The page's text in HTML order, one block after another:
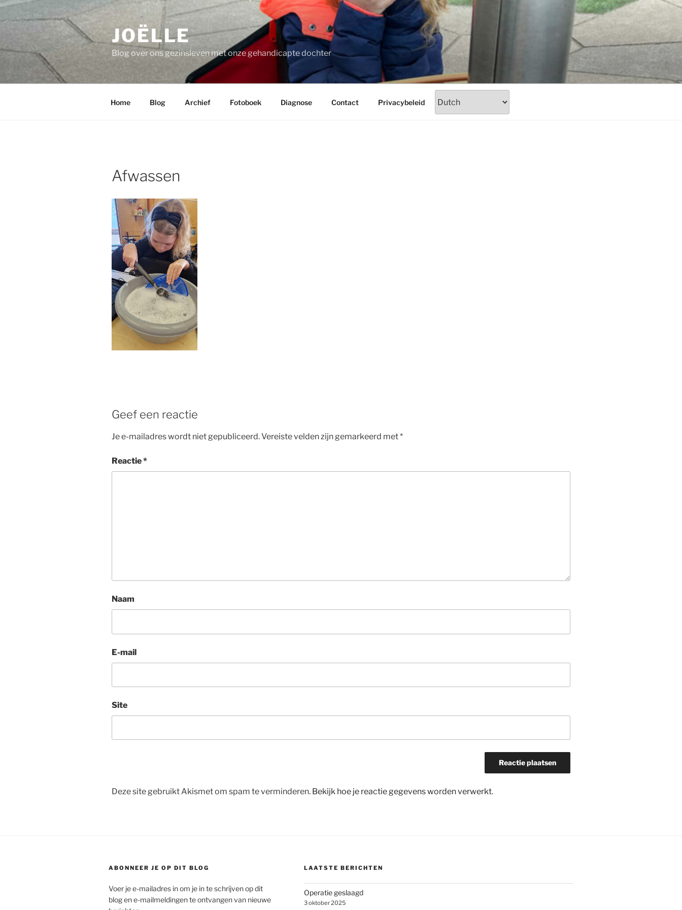
Ga
naar
inhoud
JOËLLE
Blog over ons gezinsleven met onze gehandicapte dochter
Home Blog Archief Fotoboek Diagnose Contact Privacybeleid
Afwassen
Geef een reactie
Je e-mailadres wordt niet gepubliceerd.Vereiste velden zijn gemarkeerd met*
Reactie*
Naam
E-mail
Site
Deze site gebruikt Akismet om spam te verminderen. Bekijk hoe je reactie gegevens worden verwerkt.
ABONNEER JE OP DIT BLOG
Voer je e-mailadres in om je in te schrijven op dit
blog en e-mailmeldingen te ontvangen van nieuwe
LAATSTE BERICHTEN
Operatie geslaagd
3 oktober 2025